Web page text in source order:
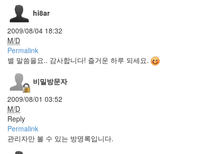
hi8ar
2009/08/04 18:32
M/D
Permalink
별 말씀을요.. 감사합니다! 즐거운 하루 되세요.
비밀방문자
2009/08/01 03:52
M/D
Reply
Permalink
관리자만 볼 수 있는 방명록입니다.
기
독
교
webkit
디
이
너